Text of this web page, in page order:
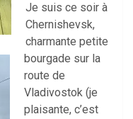
Je suis ce soir à
Chernishevsk,
charmante petite
bourgade sur la
route de
Vladivostok (je
plaisante, c’est